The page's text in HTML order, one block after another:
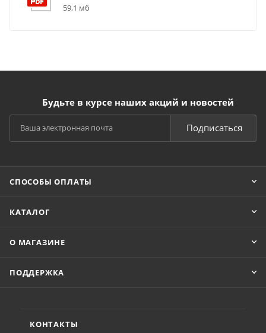
59,1 мб
Будьте в курсе наших акций и новостей
Подписаться
СПОСОБЫ ОПЛАТЫ
КАТАЛОГ
О МАГАЗИНЕ
ПОДДЕРЖКА
КОНТАКТЫ